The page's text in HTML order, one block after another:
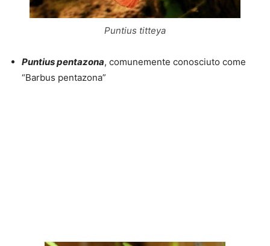
Puntius titteya
Puntius pentazona, comunemente conosciuto come
“Barbus pentazona”